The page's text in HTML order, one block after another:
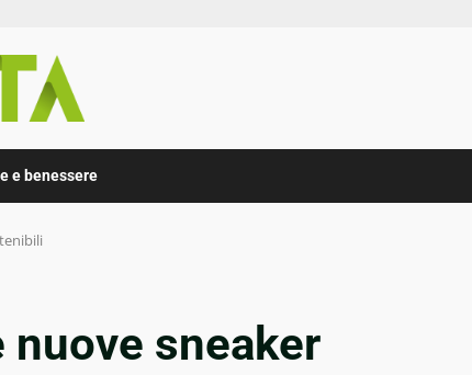
e benessere
nuove sneaker